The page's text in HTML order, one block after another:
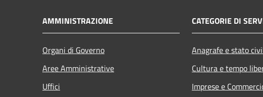
AMMINISTRAZIONE
Organi di Governo
Aree Amministrative
Uffici
CATEGORIE DI
Anagrafe e stato
Cultura e tempo
Imprese e